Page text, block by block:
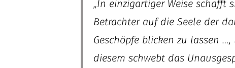
„In einzigartiger Weise schafft
Betrachter auf die Seele der
Geschöpfe blicken zu lassen
diesem schwebt das